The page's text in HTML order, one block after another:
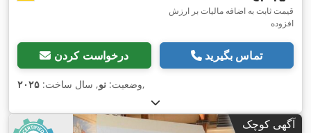
قیمت ثابت به اضافه مالیات بر ارزش
افزوده
درخواست کردن تماس بگیرید
وضعیت: نو, سال ساخت: ۲۰۲۵ ,
آگهی کوچک